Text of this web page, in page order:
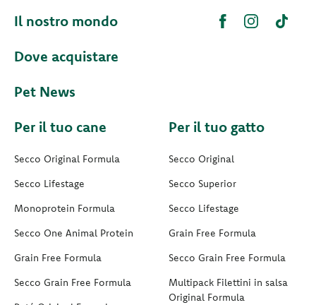
Il nostro mondo
Dove acquistare
Pet News
Per il tuo cane
Secco Original Formula
Secco Lifestage
Monoprotein Formula
Secco One Animal Protein
Grain Free Formula
Secco Grain Free Formula
Per il tuo gatto
Secco Original
Secco Superior
Secco Lifestage
Grain Free Formula
Secco Grain Free Formula
Multipack Filettini in salsa
Original Formula